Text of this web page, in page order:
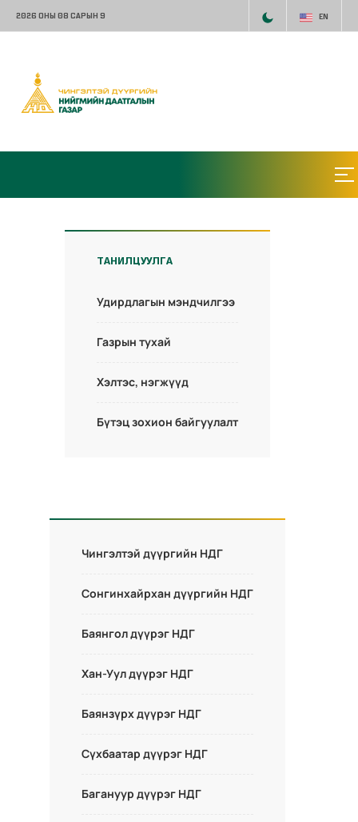
2026 ОНЫ 08 САРЫН 9 EN
ТАНИЛЦУУЛГА
Удирдлагын мэндчилгээ
Газрын тухай
Хэлтэс, нэгжүүд
Бүтэц зохион байгуулалт
Чингэлтэй дүүргийн НДГ
Сонгинхайрхан дүүргийн НДГ
Баянгол дүүрэг НДГ
Хан-Уул дүүрэг НДГ
Баянзүрх дүүрэг НДГ
Сүхбаатар дүүрэг НДГ
Багануур дүүрэг НДГ